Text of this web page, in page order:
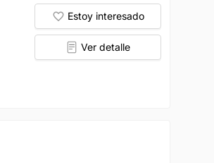
Estoy interesado
Ver detalle